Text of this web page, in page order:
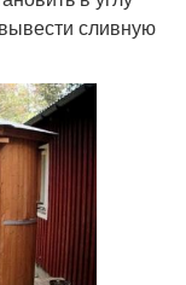
сливную